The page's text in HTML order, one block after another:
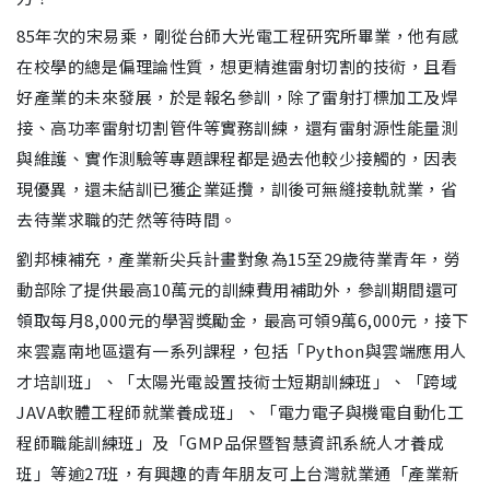
85年次的宋易乘，剛從台師大光電工程研究所畢業，他有感
在校學的總是偏理論性質，想更精進雷射切割的技術，且看
好產業的未來發展，於是報名參訓，除了雷射打標加工及焊
接、高功率雷射切割管件等實務訓練，還有雷射源性能量測
與維護、實作測驗等專題課程都是過去他較少接觸的，因表
現優異，還未結訓已獲企業延攬，訓後可無縫接軌就業，省
去待業求職的茫然等待時間。
劉邦棟補充，產業新尖兵計畫對象為15至29歲待業青年，勞
動部除了提供最高10萬元的訓練費用補助外，參訓期間還可
領取每月8,000元的學習獎勵金，最高可領9萬6,000元，接下
來雲嘉南地區還有一系列課程，包括「Python與雲端應用人
才培訓班」、「太陽光電設置技術士短期訓練班」、「跨域
JAVA軟體工程師就業養成班」、「電力電子與機電自動化工
程師職能訓練班」及「GMP品保暨智慧資訊系統人才養成
班」等逾27班，有興趣的青年朋友可上台灣就業通「產業新